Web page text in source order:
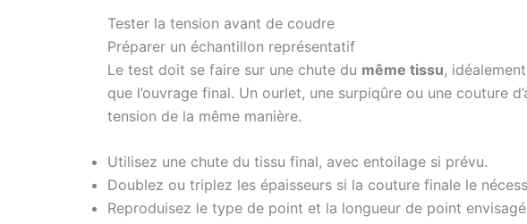
Tester la tension avant de coudre
Préparer un échantillon représentatif
Le test doit se faire sur une chute du même tissu,
que l’ouvrage final. Un ourlet, une surpiqûre ou une couture
tension de la même manière.
Utilisez une chute du tissu final, avec entoilage si prévu.
Doublez ou triplez les épaisseurs si la couture finale le
Reproduisez le type de point et la longueur de point